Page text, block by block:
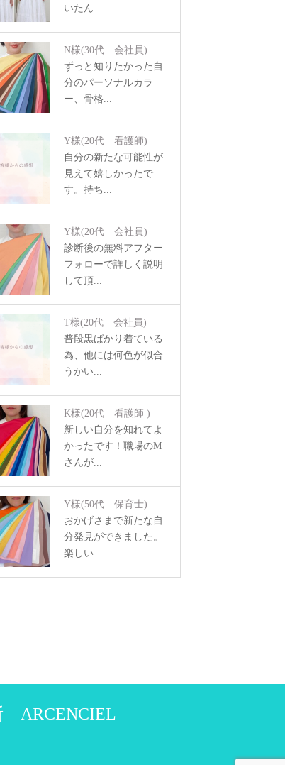
いたん...
N様(30代 会社員)
ずっと知りたかった自
分のパーソナルカラ
ー、骨格...
Y様(20代 看護師)
自分の新たな可能性が
見えて嬉しかったで
す。持ち...
Y様(20代 会社員)
診断後の無料アフター
フォローで詳しく説明
して頂...
T様(20代 会社員)
普段黒ばかり着ている
為、他には何色が似合
うかい...
K様(20代 看護師 )
新しい自分を知れてよ
かったです！職場のM
さんが...
Y様(50代 保育士)
おかげさまで新たな自
分発見ができました。
楽しい...
ARCENCIEL